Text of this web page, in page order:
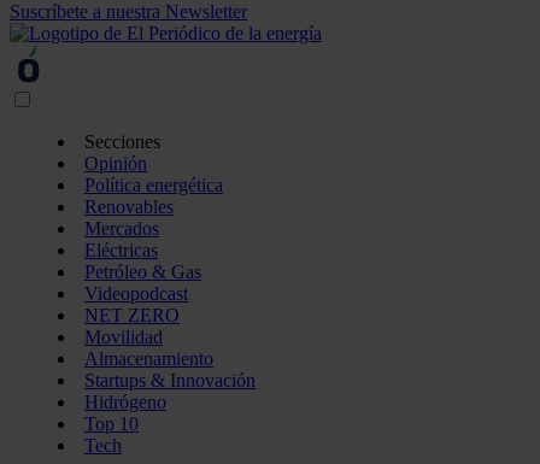
Suscríbete a nuestra Newsletter
Secciones
Opinión
Política energética
Renovables
Mercados
Eléctricas
Petróleo & Gas
Videopodcast
NET ZERO
Movilidad
Almacenamiento
Startups & Innovación
Hidrógeno
Top 10
Tech